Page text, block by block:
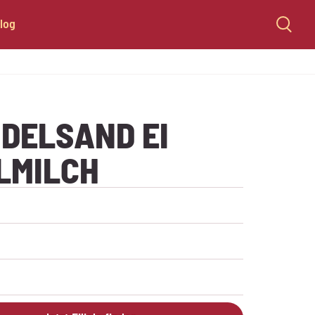
EI
enthält keine Allergene.